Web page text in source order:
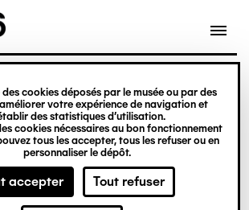
cookies déposés par le musée ou par des
votre expérience de navigation et
des statistiques d’utilisation.
cookies nécessaires au bon fonctionnement
tous les accepter, tous les refuser ou en
personnaliser le dépôt.
accepter Tout refuser